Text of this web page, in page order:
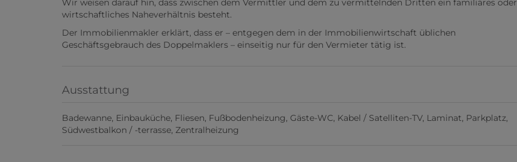
Wir weisen darauf hin, dass zwischen dem Vermittler und dem zu vermittelnden Dritten ein familiäres oder
wirtschaftliches Naheverhältnis besteht.
Der Immobilienmakler erklärt, dass er – entgegen dem in der Immobilienwirtschaft üblichen
Geschäftsgebrauch des Doppelmaklers – einseitig nur für den Vermieter tätig ist.
Ausstattung
Badewanne Einbauküche Fliesen Fußbodenheizung Gäste-WC Kabel / Satelliten-TV Laminat Parkplatz
Südwestbalkon / -terrasse Zentralheizung